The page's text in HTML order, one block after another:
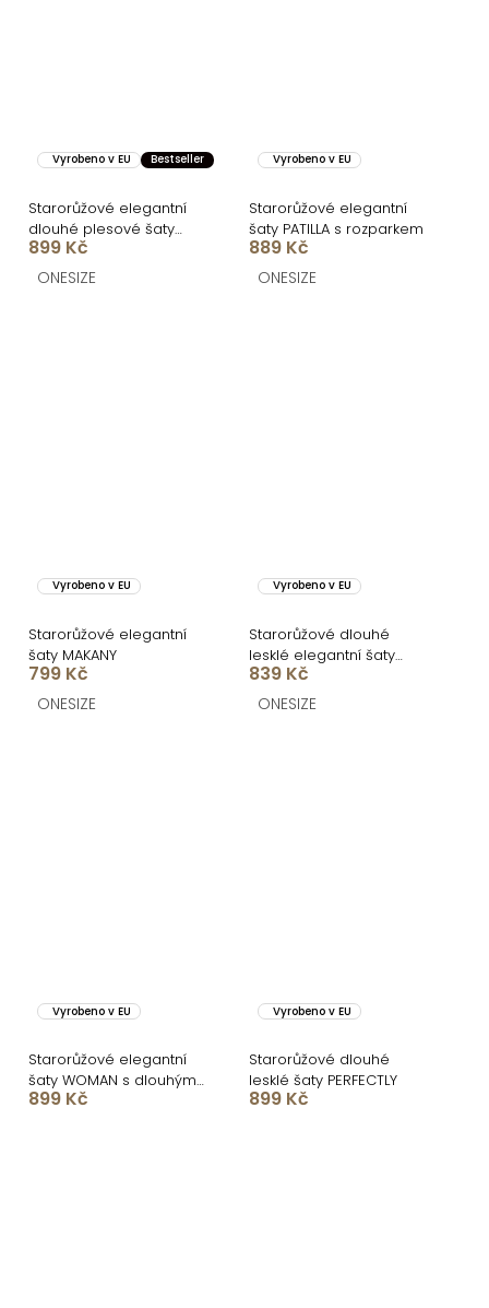
Vyrobeno v EU Bestseller
Starorůžové elegantní
dlouhé plesové šaty
PRIMROSE
899 Kč
ONESIZE
Vyrobeno v EU
Starorůžové elegantní
šaty PATILLA s rozparkem
889 Kč
ONESIZE
Vyrobeno v EU
Starorůžové elegantní
šaty MAKANY
799 Kč
ONESIZE
Vyrobeno v EU
Starorůžové dlouhé
lesklé elegantní šaty
MADES se zavazováním
839 Kč
ONESIZE
Vyrobeno v EU
Starorůžové elegantní
šaty WOMAN s dlouhým
rukávem
899 Kč
Vyrobeno v EU
Starorůžové dlouhé
lesklé šaty PERFECTLY
899 Kč